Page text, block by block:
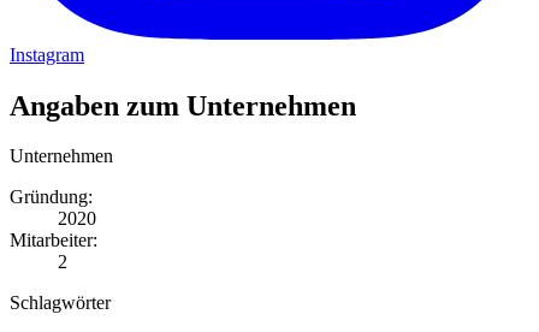
Instagram
Angaben zum Unternehmen
Unternehmen
Gründung:
2020
Mitarbeiter:
2
Schlagwörter